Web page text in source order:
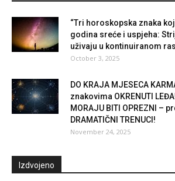
“Tri horoskopska znaka
godina sreće i uspjeha:
uživaju u kontinuiranom
October 3, 2025
DO KRAJA MJESECA
znakovima OKRENUTI
MORAJU BITI OPREZNI –
DRAMATIČNI TRENUCI!
November 24, 2025
Izdvojeno